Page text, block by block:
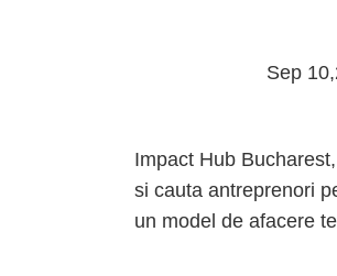
Sep
Impact Hub
si cauta antreprenori
un model de afacere